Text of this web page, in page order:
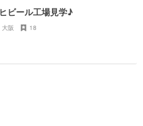
ビール工場見学♪
大阪 18